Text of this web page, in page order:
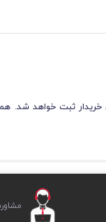
خریدار ثبت خواهد شد.